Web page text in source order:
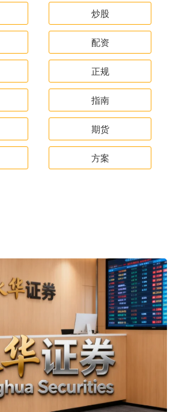
炒股
配资
正规
指南
期货
方案